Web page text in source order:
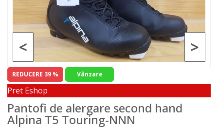
>
<
REDUCERE 39 % Vânzare
Pret Eshop
Pantofi de alergare second hand
Alpina T5 Touring-NNN